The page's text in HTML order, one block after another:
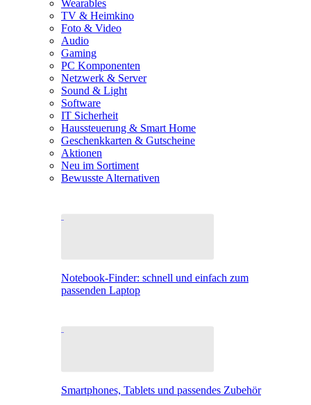
Wearables
TV & Heimkino
Foto & Video
Audio
Gaming
PC Komponenten
Netzwerk & Server
Sound & Light
Software
IT Sicherheit
Haussteuerung & Smart Home
Geschenkkarten & Gutscheine
Aktionen
Neu im Sortiment
Bewusste Alternativen
Notebook-Finder: schnell und einfach zum
passenden Laptop
Smartphones, Tablets und passendes Zubehör